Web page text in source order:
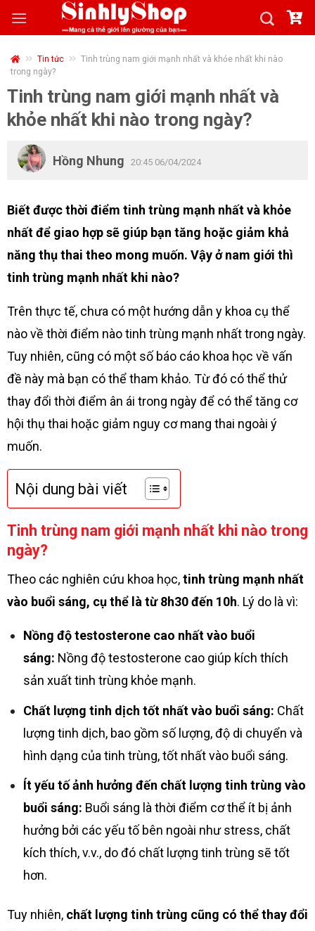
Tin tức
Tinh trùng nam giới mạnh nhất và khỏe nhất khi nào
trong ngày?
Tinh trùng nam giới mạnh nhất và
khỏe nhất khi nào trong ngày?
Hồng Nhung 20:45 06/04/2024
Biết được thời điểm tinh trùng mạnh nhất và khỏe
nhất để giao hợp sẽ giúp bạn tăng hoặc giảm khả
năng thụ thai theo mong muốn. Vậy ở nam giới thì
tinh trùng mạnh nhất khi nào?
Trên thực tế, chưa có một hướng dẫn y khoa cụ thể
nào về thời điểm nào tinh trùng mạnh nhất trong ngày.
Tuy nhiên, cũng có một số báo cáo khoa học về vấn
đề này mà bạn có thể tham khảo. Từ đó có thể thử
thay đổi thời điểm ân ái trong ngày để có thể tăng cơ
hội thụ thai hoặc giảm nguy cơ mang thai ngoài ý
muốn.
Nội dung bài viết
Tinh trùng nam giới mạnh nhất khi nào trong
ngày?
Theo các nghiên cứu khoa học,tinh trùng mạnh nhất
vào buổi sáng, cụ thể là từ 8h30 đến 10h. Lý do là vì:
Nồng độ testosterone cao nhất vào buổi
sáng: Nồng độ testosterone cao giúp kích thích
sản xuất tinh trùng khỏe mạnh.
Chất lượng tinh dịch tốt nhất vào buổi sáng: Chất
lượng tinh dịch, bao gồm số lượng, độ di chuyển và
hình dạng của tinh trùng, tốt nhất vào buổi sáng.
Ít yếu tố ảnh hưởng đến chất lượng tinh trùng vào
buổi sáng: Buổi sáng là thời điểm cơ thể ít bị ảnh
hưởng bởi các yếu tố bên ngoài như stress, chất
kích thích, v.v., do đó chất lượng tinh trùng sẽ tốt
hơn.
Tuy nhiên, chất lượng tinh trùng cũng có thể thay đổi